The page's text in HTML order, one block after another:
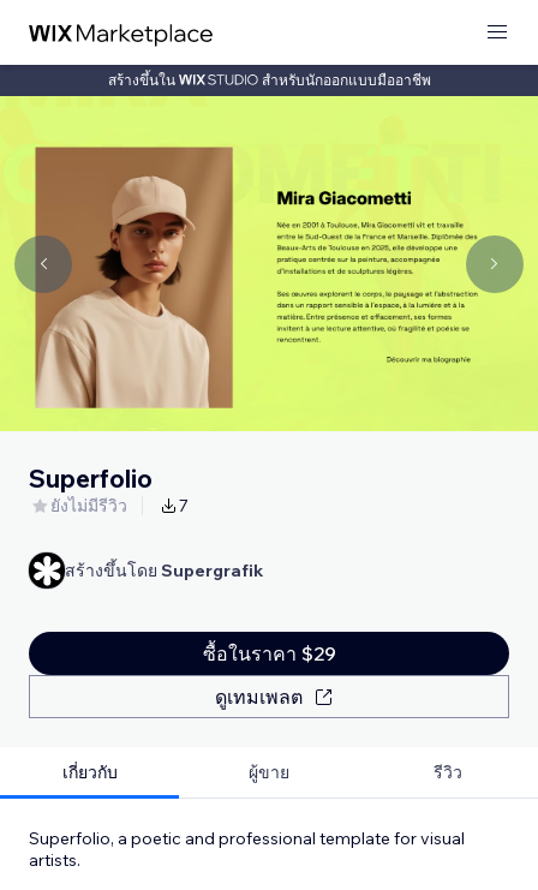
สร้างขึ้นใน สำหรับนักออกแบบมืออาชีพ
Superfolio
ยังไม่มีรีวิว 7
สร้างขึ้นโดย Supergrafik
ซื้อในราคา $29
ดูเทมเพลต
เกี่ยวกับ ผู้ขาย รีวิว
Superfolio, a poetic and professional template for visual
artists.